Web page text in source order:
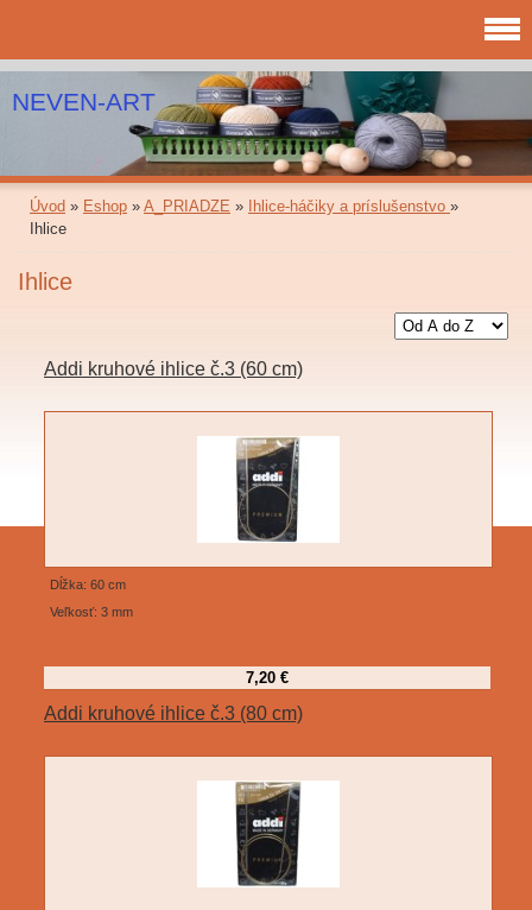
NEVEN-ART
Úvod » Eshop » A_PRIADZE » Ihlice-háčiky a príslušenstvo »
Ihlice
Ihlice
Addi kruhové ihlice č.3 (60 cm)
Dĺžka: 60 cm
Veľkosť: 3 mm
7,20 €
Addi kruhové ihlice č.3 (80 cm)